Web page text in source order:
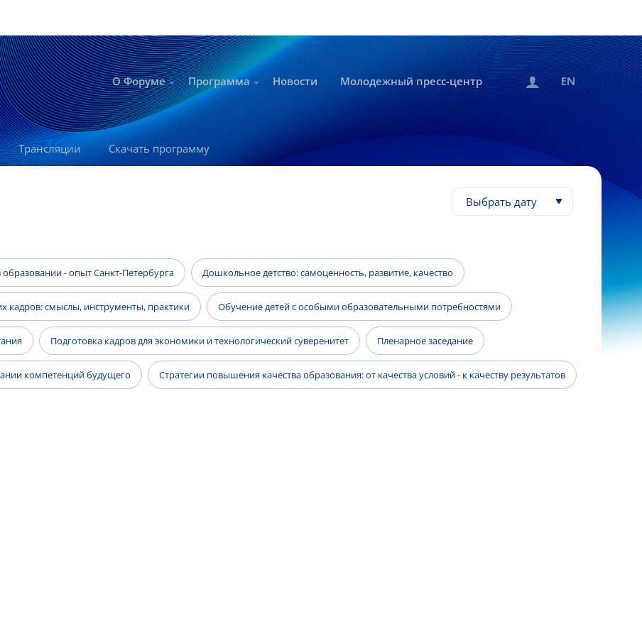
О Форуме Программа Новости Молодежный пресс-центр
Трансляции Скачать программу
Выбрать дату
- опыт Санкт-Петербурга Дошкольное детство: самоценность, развитие, качество
кадров: смыслы, инструменты, практики Обучение детей с особыми образовательными потребностями
Подготовка кадров для экономики и технологический суверенитет Пленарное заседание
компетенций будущего Стратегии повышения качества образования: от качества условий - к качеству результатов